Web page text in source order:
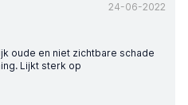
24-06-2022
oude en niet zichtbare schade
Lijkt sterk op